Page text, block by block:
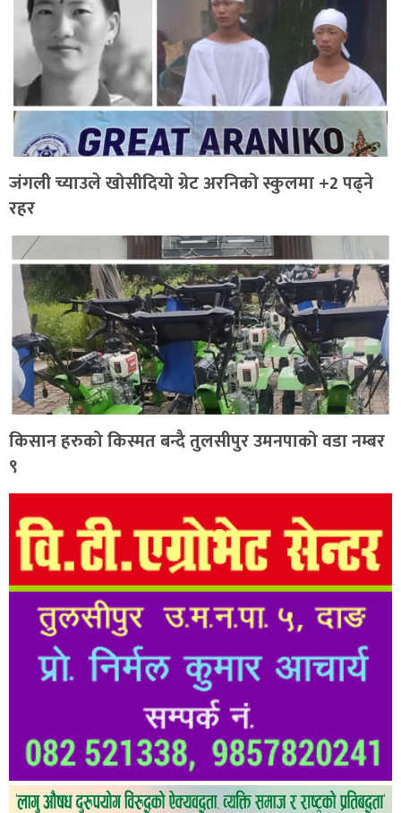
जंगली च्याउले खोसीदियो ग्रेट अरनिको स्कुलमा +2 पढ्ने
रहर
किसान हरुको किस्मत बन्दै तुलसीपुर उमनपाको वडा नम्बर
९